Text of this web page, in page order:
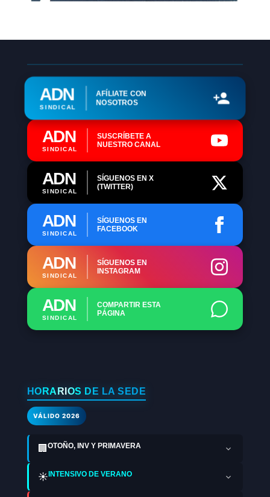
ADN
SINDICAL
AFÍLIATE CON
NOSOTROS
ADN
SINDICAL
SUSCRÍBETE A
NUESTRO CANAL
ADN
SINDICAL
SÍGUENOS EN X
(TWITTER)
ADN
SINDICAL
SÍGUENOS EN
FACEBOOK
ADN
SINDICAL
SÍGUENOS EN
INSTAGRAM
ADN
SINDICAL
COMPARTIR ESTA
PÁGINA
HORARIOS DE LA SEDE
VÁLIDO 2026
🏢 OTOÑO, INV Y PRIMAVERA
☀️INTENSIVO DE VERANO